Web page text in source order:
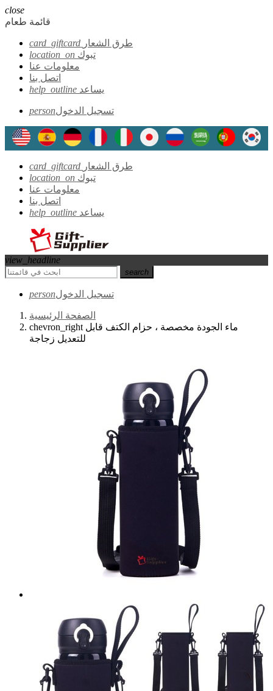
close
قائمة طعام
card_giftcard طرق الشعار
location_on تبوك
معلومات عنا
اتصل بنا
help_outline يساعد
personتسجيل الدخول
card_giftcard طرق الشعار
location_on تبوك
معلومات عنا
اتصل بنا
help_outline يساعد
view_headline
search
personتسجيل الدخول
الصفحة الرئيسية
chevron_right ماء الجودة مخصصة ، حزام الكتف قابل
للتعديل زجاجة